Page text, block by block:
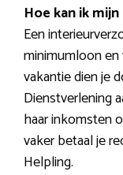
Hoe kan ik
Een
minimumloon
vakantie dien je
Dienstverlening
haar inkomsten
vaker betaal je
Helpling.